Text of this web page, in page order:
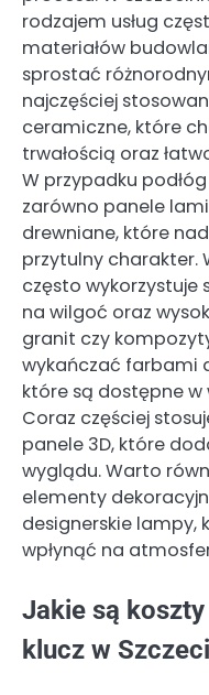
rodzajem usług
materiałów
sprostać
najczęściej
ceramiczne, które
trwałością oraz
W przypadku
zarówno panele
drewniane, które
przytulny charakter.
często wykorzystuje
na wilgoć oraz
granit czy
wykańczać farbami
które są dostępne
Coraz częściej
panele 3D, które
wyglądu. Warto
elementy
designerskie lampy,
wpłynąć na
Jakie są
klucz w